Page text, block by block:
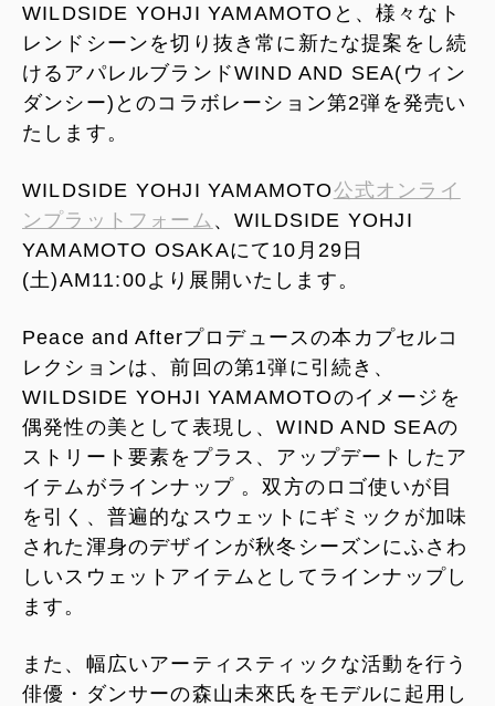
WILDSIDE YOHJI YAMAMOTOと、様々なト
レンドシーンを切り抜き常に新たな提案をし続
けるアパレルブランドWIND AND SEA(ウィン
ダンシー)とのコラボレーション第2弾を発売い
たします。
WILDSIDE YOHJI YAMAMOTO公式オンライ
ンプラットフォーム 、WILDSIDE YOHJI
YAMAMOTO OSAKAにて10月29日
(土)AM11:00より展開いたします。
Peace and Afterプロデュースの本カプセルコ
レクションは、前回の第1弾に引続き、
WILDSIDE YOHJI YAMAMOTOのイメージを
偶発性の美として表現し、WIND AND SEAの
ストリート要素をプラス、アップデートしたア
イテムがラインナップ 。双方のロゴ使いが目
を引く、普遍的なスウェットにギミックが加味
された渾身のデザインが秋冬シーズンにふさわ
しいスウェットアイテムとしてラインナップし
ます。
また、幅広いアーティスティックな活動を行う
俳優・ダンサーの森山未來氏をモデルに起用し